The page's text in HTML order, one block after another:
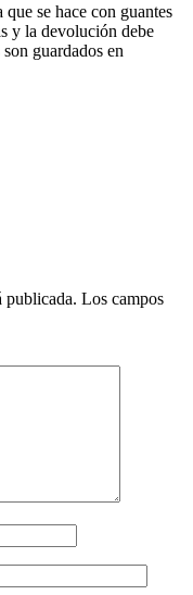
se hace con guantes
y la devolución debe
guardados en
publicada. Los campos